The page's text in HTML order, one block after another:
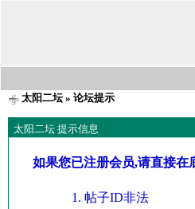
太阳二坛» 论坛提示
太阳二坛 提示信息
如果您已注册会员,请直接在
帖子ID非法